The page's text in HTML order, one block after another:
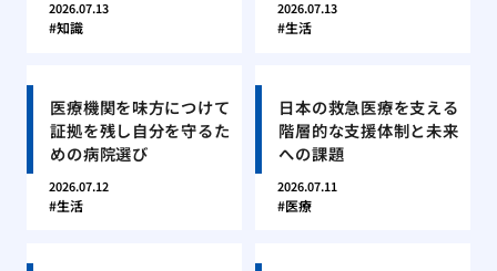
2026.07.13
知識
2026.07.13
生活
医療機関を味方につけて
証拠を残し自分を守るた
めの病院選び
2026.07.12
生活
日本の救急医療を支える
階層的な支援体制と未来
への課題
2026.07.11
医療